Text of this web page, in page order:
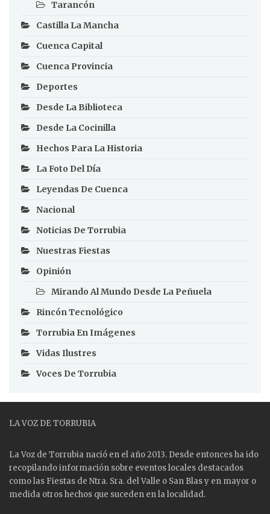
Tarancón
Castilla La Mancha
Cuenca Capital
Cuenca Provincia
Deportes
Desde La Biblioteca
Desde La Cocinilla
Hechos Para La Historia
La Foto Del Día
Leyendas De Cuenca
Nacional
Noticias De Torrubia
Nuestras Fiestas
Opinión
Mirando Al Mundo Desde La Peñuela
Rincón Tecnológico
Torrubia En Imágenes
Vidas Ilustres
Voces De Torrubia
LA VOZ DE TORRUBIA
La Voz de Torrubia nació en el año 2013. Desde entonces ha ido
recopilando información sobre eventos locales destacados
como las Fiestas de Ntra. Sra. del Valle o San Blas y en mayor o
medida otros hechos que suceden en la localidad.